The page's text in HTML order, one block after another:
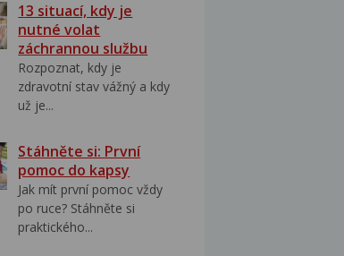
13 situací, kdy je
nutné volat
záchrannou službu
Rozpoznat, kdy je
zdravotní stav vážný a kdy
už je...
Stáhněte si: První
pomoc do kapsy
Jak mít první pomoc vždy
po ruce? Stáhněte si
praktického...